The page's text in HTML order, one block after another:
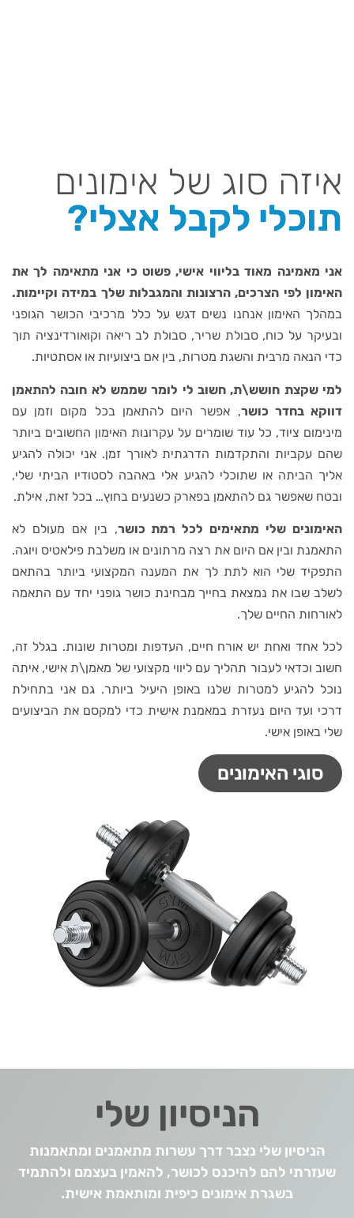
איזה סוג של אימונים
תוכלי לקבל אצלי?
אני מאמינה מאוד בליווי אישי, פשוט כי אני מתאימה לך את
האימון לפי הצרכים, הרצונות והמגבלות שלך במידה וקיימות.
במהלך האימון אנחנו נשים דגש על כלל מרכיבי הכושר הגופני
ובעיקר על כוח, סבולת שריר, סבולת לב ריאה וקואורדינציה תוך
כדי הנאה מרבית והשגת מטרות, בין אם ביצועיות או אסתטיות.
למי שקצת חושש\ת, חשוב לי לומר שממש לא חובה להתאמן
דווקא בחדר כושר, אפשר היום להתאמן בכל מקום וזמן עם
מינימום ציוד, כל עוד שומרים על עקרונות האימון החשובים ביותר
שהם עקביות והתקדמות הדרגתית לאורך זמן. אני יכולה להגיע
אליך הביתה או שתוכלי להגיע אלי באהבה לסטודיו הביתי שלי,
ובטח שאפשר גם להתאמן בפארק כשנעים בחוץ… בכל זאת, אילת.
האימונים שלי מתאימים לכל רמת כושר, בין אם מעולם לא
התאמנת ובין אם היום את רצה מרתונים או משלבת פילאטיס ויוגה.
התפקיד שלי הוא לתת לך את המענה המקצועי ביותר בהתאם
לשלב שבו את נמצאת בחייך מבחינת כושר גופני יחד עם התאמה
לאורחות החיים שלך.
לכל אחד ואחת יש אורח חיים, העדפות ומטרות שונות. בגלל זה,
חשוב וכדאי לעבור תהליך עם ליווי מקצועי של מאמן\ת אישי, איתה
נוכל להגיע למטרות שלנו באופן היעיל ביותר. גם אני בתחילת
דרכי ועד היום נעזרת במאמנת אישית כדי למקסם את הביצועים
שלי באופן אישי.
סוגי האימונים
הניסיון שלי
הניסיון שלי נצבר דרך עשרות מתאמנים ומתאמנות
שעזרתי להם להיכנס לכושר, להאמין בעצמם ולהתמיד
בשגרת אימונים כיפית ומותאמת אישית.